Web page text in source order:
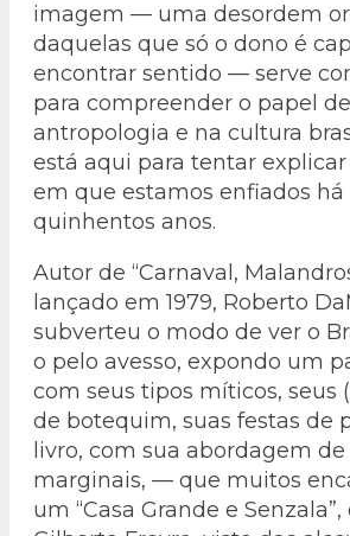
imagem — uma desordem
daquelas que só o dono é
encontrar sentido — serve
para compreender o papel
antropologia e na cultura
está aqui para tentar
em que estamos enfiados há
quinhentos anos.
Autor de “Carnaval,
lançado em 1979, Roberto
subverteu o modo de ver o
o pelo avesso, expondo um
com seus tipos míticos, seus
de botequim, suas festas de
livro, com sua abordagem
marginais, — que muitos
um “Casa Grande e